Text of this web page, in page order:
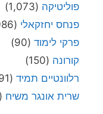
פוליטיקה (1,073)
פנחס יחזקאלי (1,986)
פרקי לימוד (90)
קורונה (150)
רלוונטיים תמיד (4,091)
שרית אונגר משיח (72)